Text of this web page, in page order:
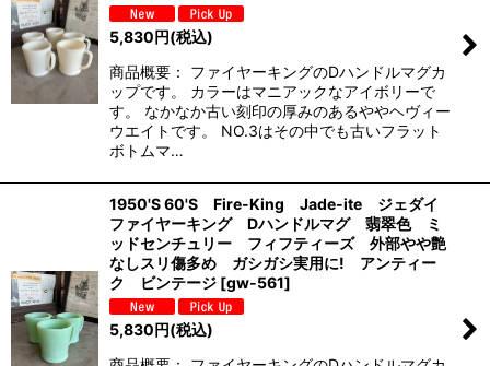
5,830円(税込)
商品概要： ファイヤーキングのDハンドルマグカ
ップです。 カラーはマニアックなアイボリーで
す。 なかなか古い刻印の厚みのあるややヘヴィー
ウエイトです。 NO.3はその中でも古いフラット
ボトムマ…
1950'S 60'S Fire-King Jade-ite ジェダイ
ファイヤーキング Dハンドルマグ 翡翠色 ミ
ッドセンチュリー フィフティーズ 外部やや艶
なしスリ傷多め ガシガシ実用に! アンティー
ク ビンテージ [gw-561]
5,830円(税込)